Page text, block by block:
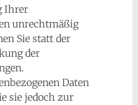
Ihrer
unrechtmäßig
Sie statt der
der
Daten
sie jedoch zur